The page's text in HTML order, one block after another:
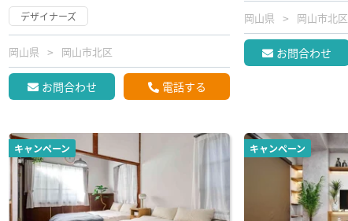
デザイナーズ
岡山県 岡山市北区
お問合わせ 電話する
岡山県 岡山市北区
お問合わせ
キャンペーン キャンペーン